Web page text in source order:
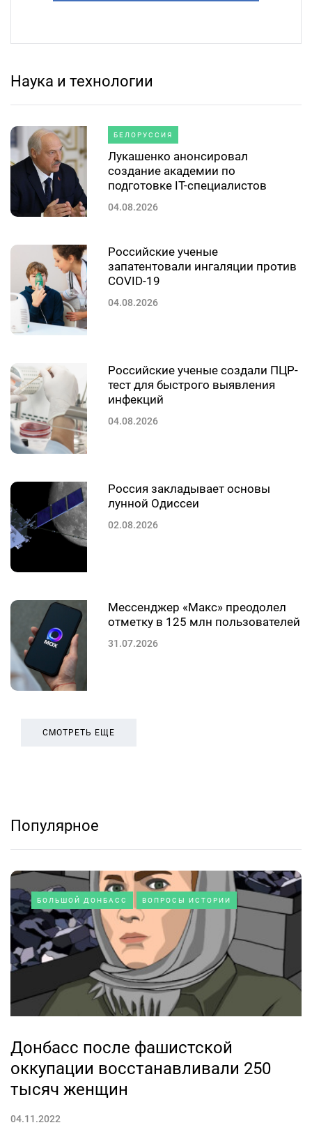
Наука и технологии
БЕЛОРУССИЯ
Лукашенко анонсировал
создание академии по
подготовке IT-специалистов
04.08.2026
Российские ученые
запатентовали ингаляции против
COVID-19
04.08.2026
Российские ученые создали ПЦР-
тест для быстрого выявления
инфекций
04.08.2026
Россия закладывает основы
лунной Одиссеи
02.08.2026
Мессенджер «Макс» преодолел
отметку в 125 млн пользователей
31.07.2026
СМОТРЕТЬ ЕЩЕ
Популярное
БОЛЬШОЙ ДОНБАСС ВОПРОСЫ ИСТОРИИ
Донбасс после фашистской
оккупации восстанавливали 250
тысяч женщин
04.11.2022